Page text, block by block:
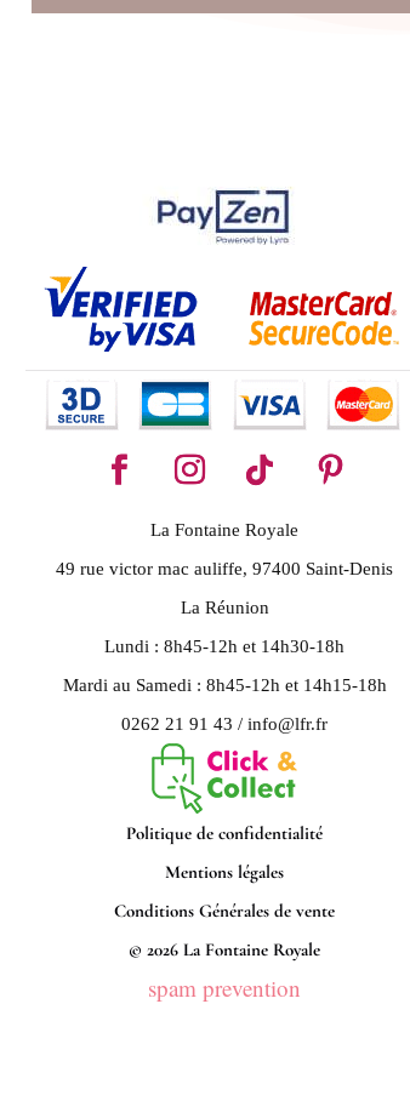
La Fontaine Royale
49 rue victor mac auliffe, 97400 Saint-Denis
La Réunion
Lundi : 8h45-12h et 14h30-18h
Mardi au Samedi : 8h45-12h et 14h15-18h
0262 21 91 43 / info@lfr.fr
Politique de confidentialité
Mentions légales
Conditions Générales de vente
© 2026 La Fontaine Royale
spam prevention